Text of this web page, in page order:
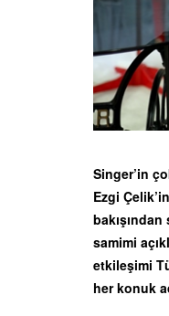
Singer’in
Ezgi
samimi
etkileşimi
her konuk